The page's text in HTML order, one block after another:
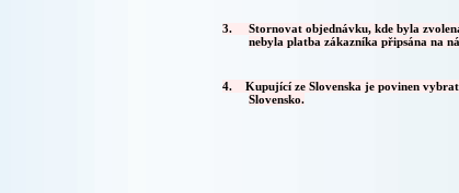
3.
Stornovat objednávku, kde byla
nebyla platba zákazníka připsána na
4. Kupující ze Slovenska je povinen
Slovensko.